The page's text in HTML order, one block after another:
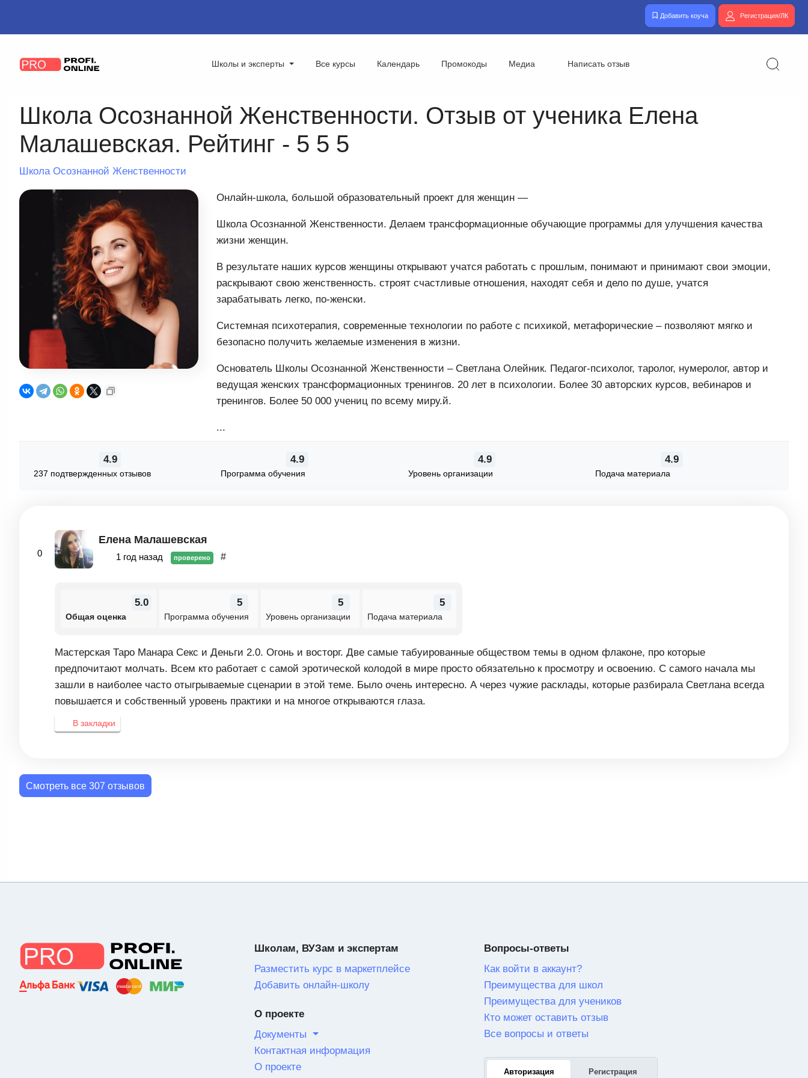
Добавить коуча Регистрация/ЛК
Школы и эксперты Все курсы Календарь Промокоды Медиа Написать отзыв
Школа Осознанной Женственности. Отзыв от ученика Елена
Малашевская. Рейтинг - 5 5 5
Школа Осознанной Женственности
Онлайн-школа, большой образовательный проект для женщин —
Школа Осознанной Женственности. Делаем трансформационные обучающие программы для улучшения качества
жизни женщин.
В результате наших курсов женщины открывают учатся работать с прошлым, понимают и принимают свои эмоции,
раскрывают свою женственность. строят счастливые отношения, находят себя и дело по душе, учатся
зарабатывать легко, по-женски.
Системная психотерапия, современные технологии по работе с психикой, метафорические – позволяют мягко и
безопасно получить желаемые изменения в жизни.
Основатель Школы Осознанной Женственности – Светлана Олейник. Педагог-психолог, таролог, нумеролог, автор и
ведущая женских трансформационных тренингов. 20 лет в психологии. Более 30 авторских курсов, вебинаров и
тренингов. Более 50 000 учениц по всему миру.й.
...
4.9
237 подтвержденных отзывов
4.9
Программа обучения
4.9
Уровень организации
4.9
Подача материала
0
Елена Малашевская
1 год назад проверено #
5.0
Общая оценка
5
Программа обучения
5
Уровень организации
5
Подача материала
Мастерская Таро Манара Секс и Деньги 2.0. Огонь и восторг. Две самые табуированные обществом темы в одном флаконе, про которые
предпочитают молчать. Всем кто работает с самой эротической колодой в мире просто обязательно к просмотру и освоению. С самого начала мы
зашли в наиболее часто отыгрываемые сценарии в этой теме. Было очень интересно. А через чужие расклады, которые разбирала Светлана всегда
повышается и собственный уровень практики и на многое открываются глаза.
В закладки
Смотреть все 307 отзывов
Школам, ВУЗам и экспертам
Разместить курс в маркетплейсе
Добавить онлайн-школу
О проекте
Документы
Контактная информация
О проекте
Вопросы-ответы
Как войти в аккаунт?
Преимущества для школ
Преимущества для учеников
Кто может оставить отзыв
Все вопросы и ответы
Авторизация Регистрация